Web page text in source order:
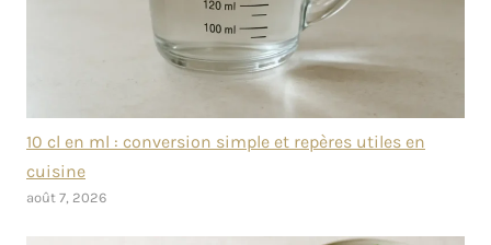
10 cl en ml : conversion simple et repères utiles en
cuisine
août 7, 2026